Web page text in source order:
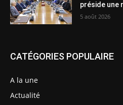
préside une
5 août 2026
CATÉGORIES POPULAIRE
A la une
Actualité